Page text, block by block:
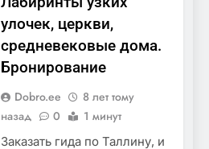
улочек, церкви,
средневековые дома.
Бронирование
Dobro.ee
8 лет тому
назад
0 1 минут
Заказать гида по Таллину, и